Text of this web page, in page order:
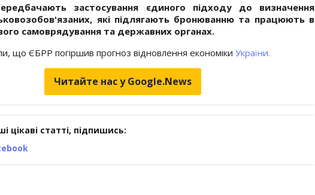
ередбачають застосування єдиного підходу до визначення
які підлягають бронюванню та працюють в
самоврядування та державних органах.
що ЄБРР погіршив прогноз відновлення економіки України.
Читайте нас у Google.News
цікаві статті, підпишись: